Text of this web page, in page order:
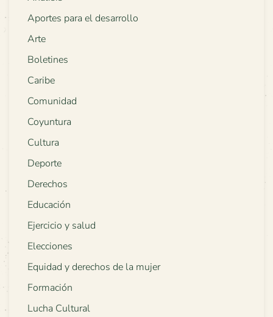
Aportes para el desarrollo
Arte
Boletines
Caribe
Comunidad
Coyuntura
Cultura
Deporte
Derechos
Educación
Ejercicio y salud
Elecciones
Equidad y derechos de la mujer
Formación
Lucha Cultural